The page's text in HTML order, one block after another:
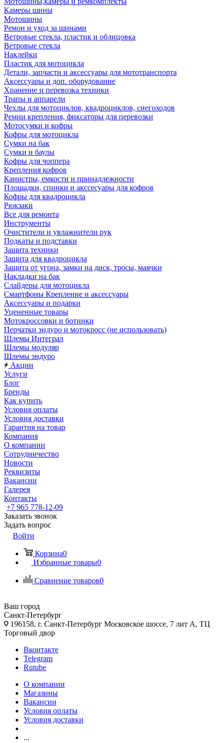
Камеры шины
Мотошины
Ремон и уход за шинами
Ветровые стекла, пластик и облицовка
Ветровые стекла
Наклейки
Пластик для мотоцикла
Детали, запчасти и аксессуары для мототранспорта
Аксессуары и доп. оборудование
Хранение и перевозка техники
Трапы и аппарели
Чехлы для мотоциклов, квадроциклов, снегоходов
Ремни крепления, фиксаторы для перевозки
Мотосумки и кофры
Кофры для мотоцикла
Сумки на бак
Сумки и баулы
Кофры для чоппера
Крепления кофров
Канистры, емкости и принадлежности
Площадки, спинки и акссесуары для кофров
Кофры для квадроцикла
Рюкзаки
Все для ремонта
Инструменты
Очистители и увлажнители рук
Подкаты и подставки
Защита техники
Защита для квадроцикла
Защита от угона, замки на диск, тросы, маячки
Накладки на бак
Слайдеры для мотоцикла
Смартфоны Крепление и аксессуары
Аксессуары и подарки
Уцененные товары
Мотокроссовки и ботинки
Перчатки эндуро и мотокросс (не использовать)
Шлемы Интеграл
Шлемы модуляр
Шлемы эндуро
Акции
Услуги
Блог
Бренды
Как купить
Условия оплаты
Условия доставки
Гарантия на товар
Компания
О компании
Сотрудничество
Новости
Реквизиты
Вакансии
Галерея
Контакты
+7 965 778-12-09
Заказать звонок
Задать вопрос
Войти
Корзина0
Избранные товары0
Сравнение товаров0
Ваш город
Санкт-Петербург
196158, г. Санкт-Петербург Московское шоссе, 7 лит А, ТЦ
Торговый двор
Вконтакте
Telegram
Rutube
О компании
Магазины
Вакансии
Условия оплаты
Условия доставки
...